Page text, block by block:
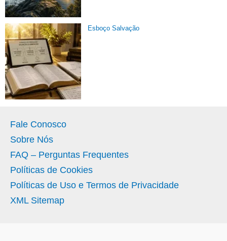
Esboço Salvação
Fale Conosco
Sobre Nós
FAQ – Perguntas Frequentes
Políticas de Cookies
Políticas de Uso e Termos de Privacidade
XML Sitemap